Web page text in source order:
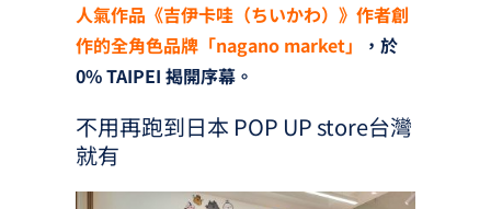
人氣作品《吉伊卡哇（ちいかわ）》作者創
作的全角色品牌「nagano market」
，於
0% TAIPEI 揭開序幕。
不用再跑到日本 POP UP store台灣
就有